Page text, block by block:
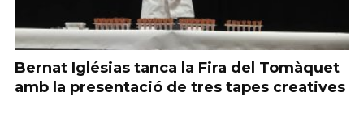
Bernat Iglésias tanca la Fira del Tomàquet
amb la presentació de tres tapes creatives